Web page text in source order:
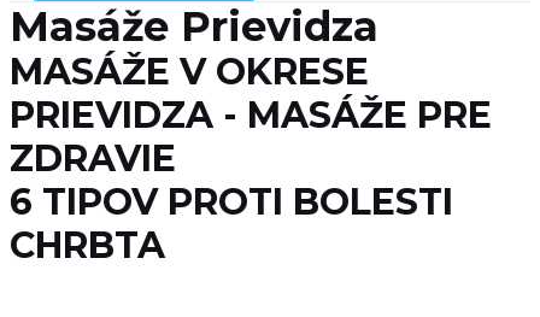
Masáže Prievidza
MASÁŽE V OKRESE
PRIEVIDZA - MASÁŽE PRE
ZDRAVIE
6 TIPOV PROTI BOLESTI
CHRBTA